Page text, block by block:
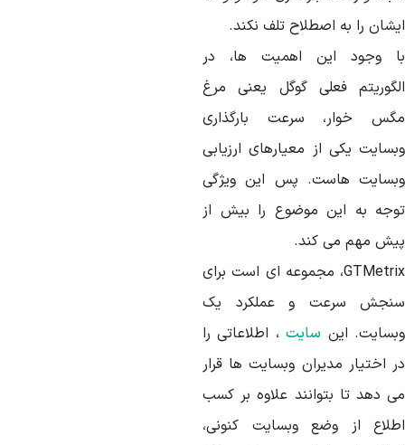
را به اصطلاح تلف نکند.
وجود این اهمیت ها، در
فعلی گوگل یعنی مرغ
خوار، سرعت بارگذاری
یکی از معیارهای ارزیابی
هاست. پس این ویژگی
به این موضوع را بیش از
مهم می کند.
GTMetrix، مجموعه ای است برای
سرعت و عملکرد یک
این سایت، اطلاعاتی را
اختیار مدیران وبسایت ها قرار
دهد تا بتوانند علاوه بر کسب
از وضع وبسایت کنونی،